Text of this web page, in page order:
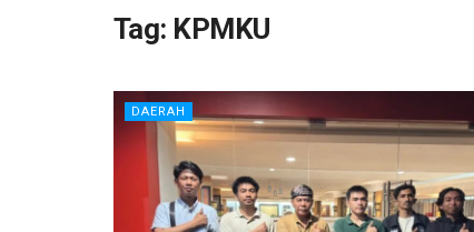
Tag: KPMKU
DAERAH